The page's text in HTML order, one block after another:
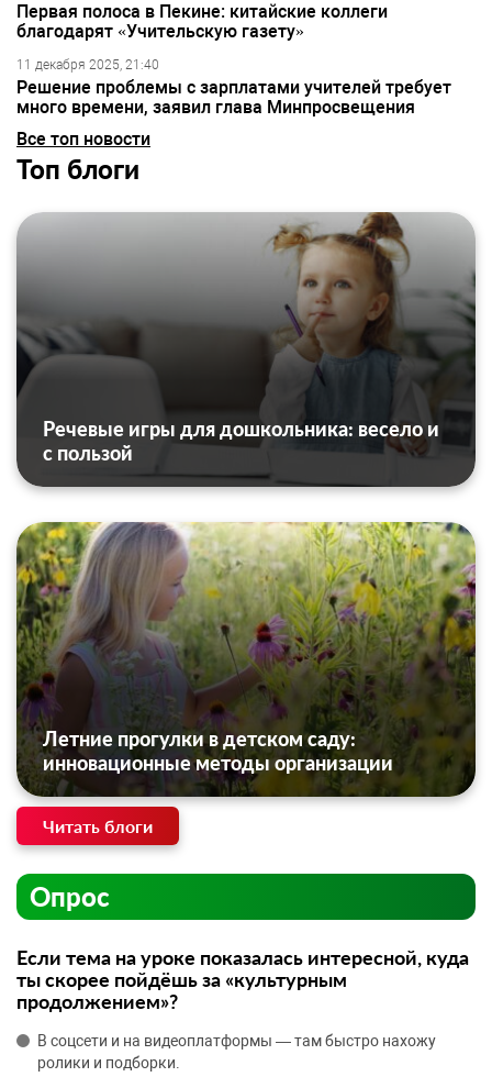
Первая полоса в Пекине: китайские коллеги
благодарят «Учительскую газету»
11 декабря 2025, 21:40
Решение проблемы с зарплатами учителей требует
много времени, заявил глава Минпросвещения
Все топ новости
Топ блоги
Речевые игры для дошкольника: весело и
с пользой
Летние прогулки в детском саду:
инновационные методы организации
Читать блоги
Опрос
Если тема на уроке показалась интересной, куда
ты скорее пойдёшь за «культурным
продолжением»?
В соцсети и на видеоплатформы — там быстро нахожу
ролики и подборки.